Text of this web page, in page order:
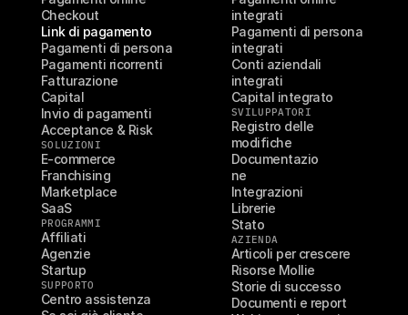
Checkout
Link di pagamento
Pagamenti di persona
Pagamenti ricorrenti
Fatturazione
Capital
Invio di pagamenti
Acceptance & Risk
SOLUZIONI
E-commerce
Franchising
Marketplace
SaaS
PROGRAMMI
Affiliati
Agenzie
Startup
SUPPORTO
Centro assistenza
integrati
Pagamenti di persona
integrati
Conti aziendali
integrati
Capital integrato
SVILUPPATORI
Registro delle
modifiche
Documentazio
ne
Integrazioni
Librerie
Stato
AZIENDA
Articoli per crescere
Risorse Mollie
Storie di successo
Documenti e report